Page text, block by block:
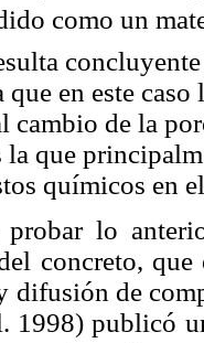
como un
que en este caso
cambio de la
la que
químicos en
lo
concreto,
difusión de
1998) publicó